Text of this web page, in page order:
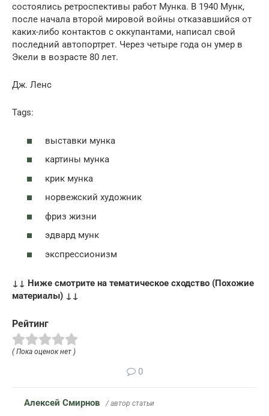
состоялись ретроспективы работ Мунка. В 1940 Мунк,
после начала второй мировой войны отказавшийся от
каких-либо контактов с оккупантами, написал свой
последний автопортрет. Через четыре года он умер в
Экели в возрасте 80 лет.
Дж. Лeнc
Tags:
выставки мунка
картины мунка
крик мунка
норвежский художник
фриз жизни
эдвард мунк
экспрессионизм
↓↓ Ниже смотрите на тематическое сходство (Похожие
материалы) ↓↓
Рейтинг
( Пока оценок нет )
0
Алексей Смирнов / автор статьи